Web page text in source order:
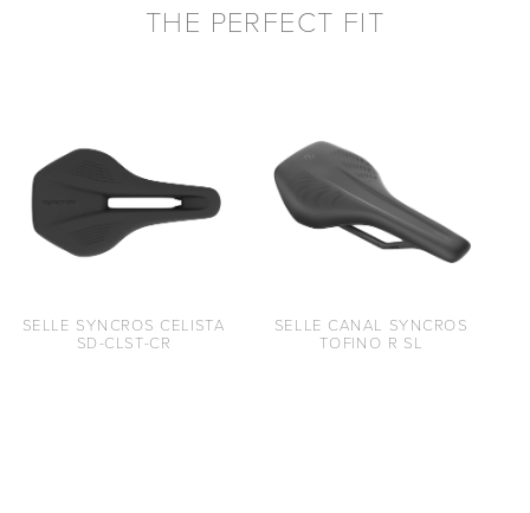
THE PERFECT FIT
SELLE SYNCROS CELISTA
SD-CLST-CR
SELLE CANAL SYNCROS
TOFINO R SL